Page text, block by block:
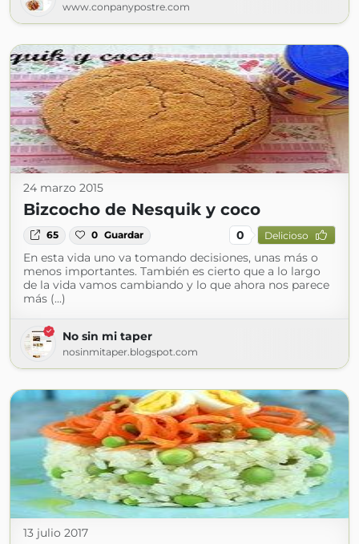
www.conpanypostre.com
24 marzo 2015
Bizcocho de Nesquik y coco
65 0 Guardar 0 Delicioso
En esta vida uno va tomando decisiones, unas más o
menos importantes. También es cierto que a lo largo
de la vida vamos cambiando y lo que ahora nos parece
más (...)
No sin mi taper
nosinmitaper.blogspot.com
13 julio 2017